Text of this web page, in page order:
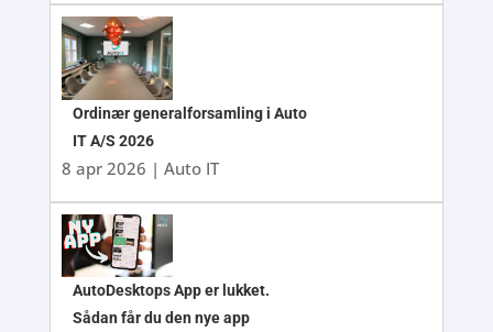
Ordinær generalforsamling i Auto
IT A/S 2026
8 apr 2026 | Auto IT
AutoDesktops App er lukket.
Sådan får du den nye app